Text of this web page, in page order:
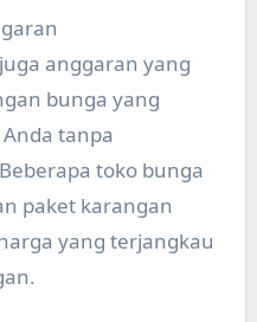
anggaran yang
bunga yang
tanpa
toko bunga
paket karangan
yang terjangkau